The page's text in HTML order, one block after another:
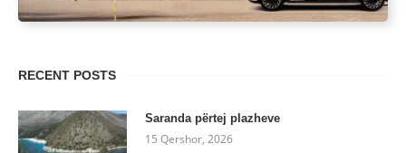
RECENT POSTS
Saranda përtej plazheve
15 Qershor, 2026